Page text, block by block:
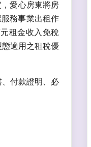
愛心房東將房
務事業出租作
租金收入免稅
適用之租稅優
付款證明、必